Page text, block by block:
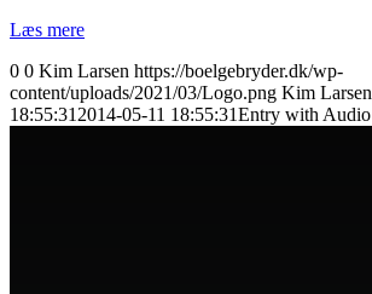
Læs mere
0 0 Kim Larsen https://boelgebryder.dk/wp-
content/uploads/2021/03/Logo.png Kim Larsen
18:55:31 2014-05-11 18:55:31Entry with Audio